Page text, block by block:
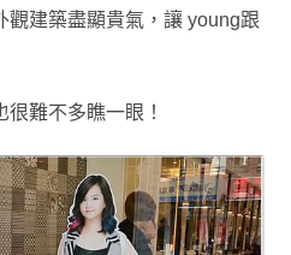
觀建築盡顯貴氣，讓 young跟
很難不多瞧一眼！